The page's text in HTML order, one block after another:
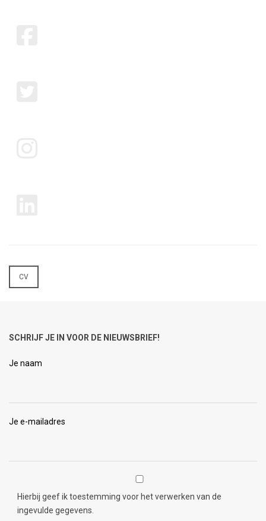
CV
SCHRIJF JE IN VOOR DE NIEUWSBRIEF!
Je naam
Je e-mailadres
Hierbij geef ik toestemming voor het verwerken van de
ingevulde gegevens.